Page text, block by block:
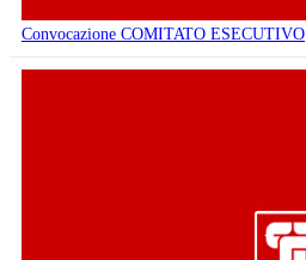
Convocazione COMITATO ESECUTIVO